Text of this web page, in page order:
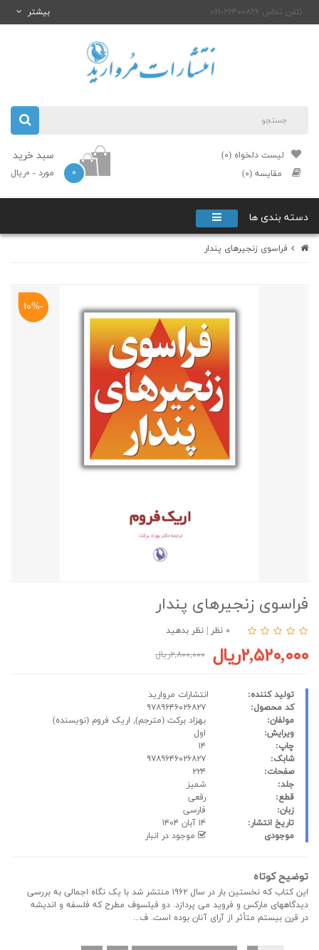
تلفن تماس ۶۶۴۰۰۸۶۶-۰۲۱ بیشتر
لیست دلخواه (۰)
مقایسه (۰)
سبد خرید
۰ مورد - ۰ریال
دسته بندی ها
فراسوی زنجیرهای پندار
-۱۰%
فراسوی زنجیرهای پندار
۰ نظر نظر بدهید
۲,۵۲۰,۰۰۰ریال ۲,۸۰۰,۰۰۰ریال
تولید کننده:
انتشارات مروارید
کد محصول:
مولفان:
بهزاد برکت (مترجم), اریک فروم (نویسنده)
ویرایش:
اول
چاپ:
شابک:
صفحات:
جلد:
شمیز
قطع:
رقعی
زبان:
فارسی
تاریخ انتشار:
موجودی
موجود در انبار
توضیح کوتاه
این کتاب که نخستین بار در سال ۱۹۶۲ منتشر شد با یک نگاه اجمالی به بررسی
دیدگاههای مارکس و فروید می پردازد. دو فیلسوف مطرح که فلسفه و اندیشه
در قرن بیستم متأثر از آرای آنان بوده است. ف...